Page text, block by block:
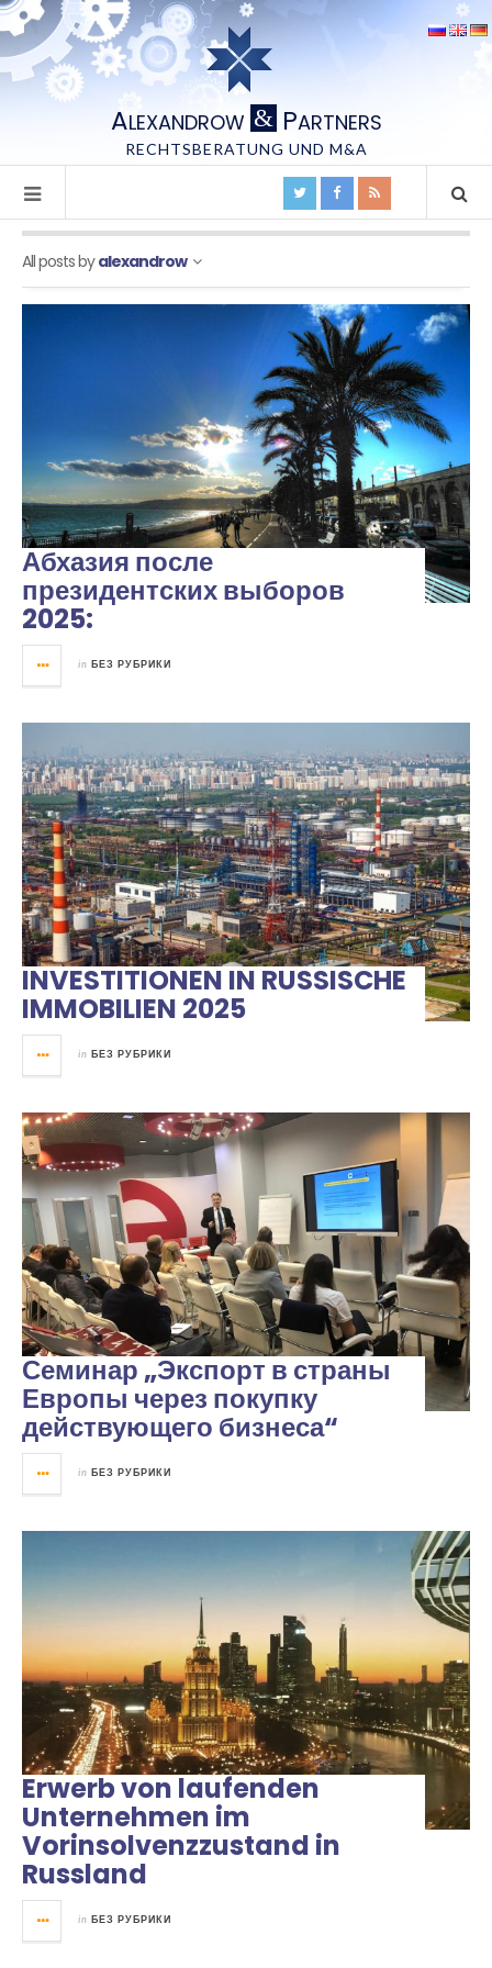
ALEXANDROW & PARTNERS
RECHTSBERATUNG UND M&A
All posts byalexandrow
Абхазия после
президентских выборов
2025:
in БЕЗ РУБРИКИ
INVESTITIONEN IN RUSSISCHE
IMMOBILIEN 2025
in БЕЗ РУБРИКИ
Семинар „Экспорт в страны
Европы через покупку
действующего бизнеса“
in БЕЗ РУБРИКИ
Erwerb von laufenden
Unternehmen im
Vorinsolvenzzustand in
Russland
in БЕЗ РУБРИКИ